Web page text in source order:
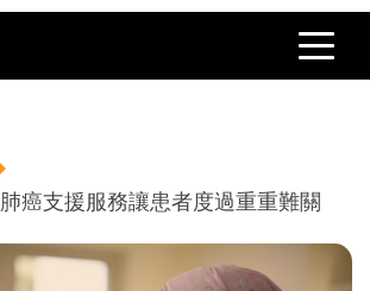
肺癌支援服務讓患者度過重重難關